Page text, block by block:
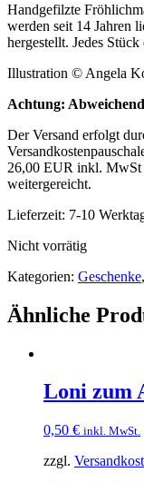
Handgefilzte
werden seit 14 Jahren
hergestellt. Jedes
Illustration © Angela
Achtung:
Der Versand erfolgt
26,00 EUR inkl. MwSt
weitergereicht.
Lieferzeit: 7-10
Nicht vorrätig
Kategorien: Geschenke,
Ähnliche
Loni zum
0,50 € inkl. MwSt.
zzgl.